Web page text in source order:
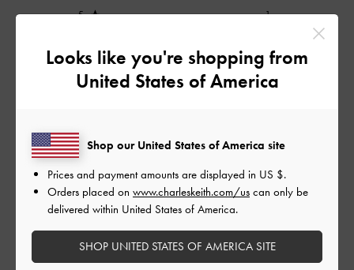
5
1
3
0
2
0
レビューを書く
デザイン
とてもよかった
Looks like you're shopping from
United States of America
Shop our United States of America site
Prices and payment amounts are displayed in US $.
Orders placed on www.charleskeith.com/us can only be
delivered within United States of America.
SHOP UNITED STATES OF AMERICA SITE